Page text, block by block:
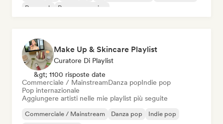
Pop rock
Pop progressivo
Make Up & Skincare Playlist
Curatore Di Playlist
&gt; 1100 risposte date
Commerciale / MainstreamDanza popIndie pop
Pop internazionale
Aggiungere artisti nelle mie playlist più seguite
Commerciale / Mainstream Danza pop
Indie pop